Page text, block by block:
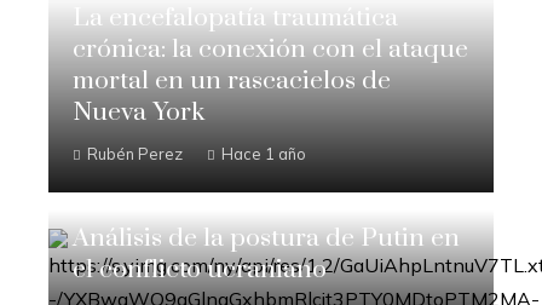
La encefalopatía traumática
crónica: la conexión con el ataque
mortal en un rascacielos de
Nueva York
Rubén Perez Hace 1 año
Análisis de la postura de Putin en
el conflicto ucraniano